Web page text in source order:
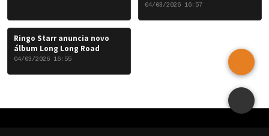
04/03/2026 16:57
Ringo Starr anuncia novo
álbum Long Long Road
04/03/2026 16:55